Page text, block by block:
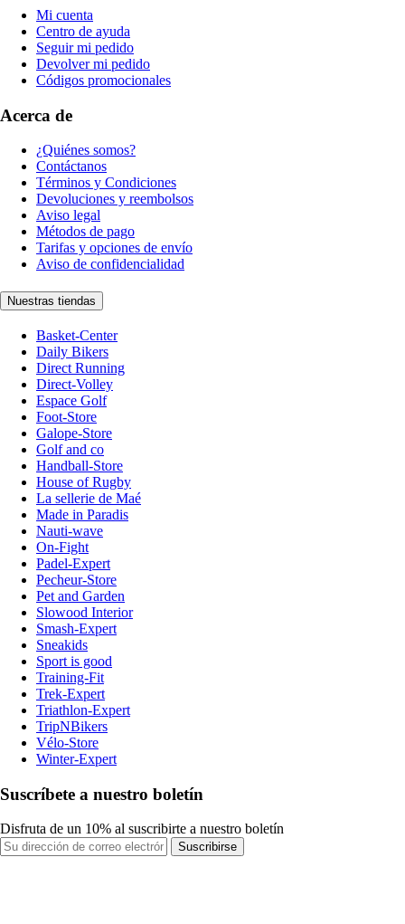
Mi cuenta
Centro de ayuda
Seguir mi pedido
Devolver mi pedido
Códigos promocionales
Acerca de
¿Quiénes somos?
Contáctanos
Términos y Condiciones
Devoluciones y reembolsos
Aviso legal
Métodos de pago
Tarifas y opciones de envío
Aviso de confidencialidad
Nuestras tiendas
Basket-Center
Daily Bikers
Direct Running
Direct-Volley
Espace Golf
Foot-Store
Galope-Store
Golf and co
Handball-Store
House of Rugby
La sellerie de Maé
Made in Paradis
Nauti-wave
On-Fight
Padel-Expert
Pecheur-Store
Pet and Garden
Slowood Interior
Smash-Expert
Sneakids
Sport is good
Training-Fit
Trek-Expert
Triathlon-Expert
TripNBikers
Vélo-Store
Winter-Expert
Suscríbete a nuestro boletín
Disfruta de un 10% al suscribirte a nuestro boletín
Suscribirse